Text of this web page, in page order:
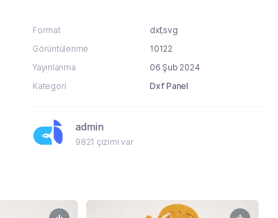
Format
dxf,svg
Görüntülenme
10122
Yayınlanma
06 Şub 2024
Kategori
Dxf Panel
admin
9821 çizimi var